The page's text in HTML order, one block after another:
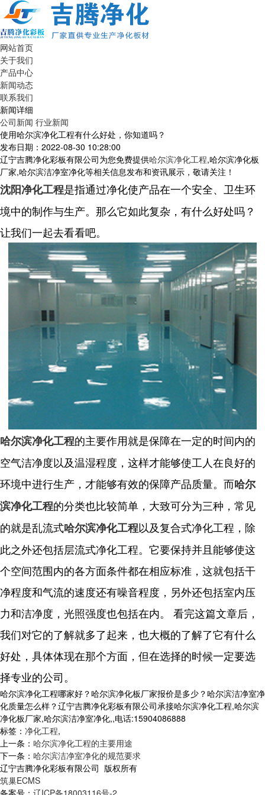
网站首页
关于我们
产品中心
新闻动态
联系我们
新闻详细
公司新闻 行业新闻
使用哈尔滨净化工程有什么好处，你知道吗？
发布日期：2022-08-30 10:28:00
辽宁吉腾净化彩板有限公司为您免费提供哈尔滨净化工程,哈尔滨净化板
厂家,哈尔滨洁净室净化等相关信息发布和资讯展示，敬请关注！
沈阳净化工程是指通过净化使产品在一个安全、卫生环
境中的制作与生产。那么它如此复杂，有什么好处吗？
让我们一起去看看吧。
哈尔滨净化工程的主要作用就是保障在一定的时间内的
空气洁净度以及温湿程度，这样才能够使工人在良好的
环境中进行生产，才能够有效的保障产品质量。而哈尔
滨净化工程的分类也比较简单，大致可分为三种，常见
的就是乱流式哈尔滨净化工程以及复合式净化工程，除
此之外还包括层流式净化工程。它要保持并且能够使这
个空间范围内的各方面条件都在相应标准，这就包括干
净程度和气流的速度还有噪音程度，另外还包括室内压
力和洁净度，光照强度也包括在内。 看完这篇文章后，
我们对它的了解就多了起来，也大概的了解了它有什么
好处，具体体现在那个方面，但在选择的时候一定要选
择专业的公司。
哈尔滨净化工程哪家好？哈尔滨净化板厂家报价是多少？哈尔滨洁净室净
化质量怎么样？辽宁吉腾净化彩板有限公司承接哈尔滨净化工程,哈尔滨
净化板厂家,哈尔滨洁净室净化,,电话:15904086888
标签： 净化工程,
上一条： 哈尔滨净化工程的主要用途
下一条： 哈尔滨洁净室净化的规范要求
辽宁吉腾净化彩板有限公司 版权所有
筑巢ECMS
备案号： 辽ICP备18003116号-2